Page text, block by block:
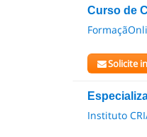
Curso de
Solicite
Instituto